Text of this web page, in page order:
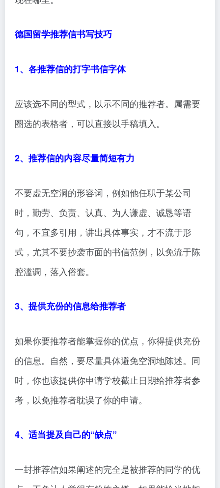
德国留学推荐信书写技巧
1、各推荐信的打字书信字体
应该选不同的型式，以示不同的推荐者。属需要
圈选的表格者，可以直接以手稿填入。
2、推荐信的内容尽量简短有力
不要虚无空洞的形容词，例如他任职于某公司
时，勤劳、负责、认真、为人谦虚、诚恳等语
句，不宜多引用，讲出具体事实，才不流于形
式，尤其不要抄袭市面的书信范例，以免流于陈
腔滥调，落入俗套。
3、提供充份的信息给推荐者
如果你要推荐者能掌握你的优点，你得提供充份
的信息。自然，要尽量具体避免空洞地陈述。同
时，你也该提供你申请学校截止日期给推荐者参
考，以免推荐者耽误了你的申请。
4、适当提及自己的“缺点”
一封推荐信如果阐述的完全是被推荐的同学的优